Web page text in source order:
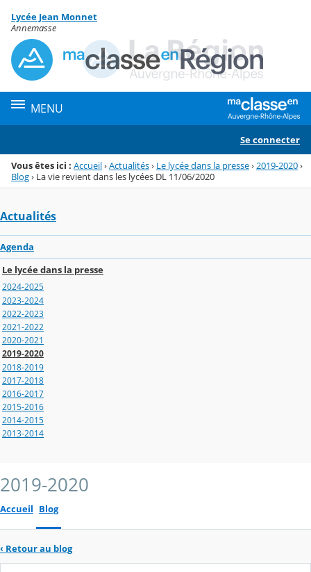
Menu de la rubrique
Contenu
Lycée Jean Monnet
Annemasse
MENU
Se connecter
Vous êtes ici : Accueil›Actualités› Le lycée dans la presse› 2019-2020›
Blog› La vie revient dans les lycées DL 11/06/2020
Actualités
Agenda
Le lycée dans la presse
2024-2025
2023-2024
2022-2023
2021-2022
2020-2021
2019-2020
2018-2019
2017-2018
2016-2017
2015-2016
2014-2015
2013-2014
2019-2020
Accueil Blog
‹ Retour au blog